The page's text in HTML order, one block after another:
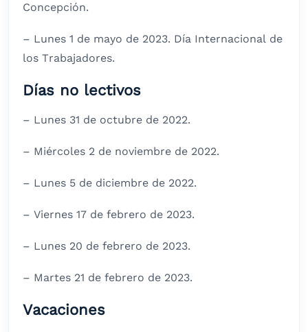
Concepción.
– Lunes 1 de mayo de 2023. Día Internacional de
los Trabajadores.
Días no lectivos
– Lunes 31 de octubre de 2022.
– Miércoles 2 de noviembre de 2022.
– Lunes 5 de diciembre de 2022.
– Viernes 17 de febrero de 2023.
– Lunes 20 de febrero de 2023.
– Martes 21 de febrero de 2023.
Vacaciones